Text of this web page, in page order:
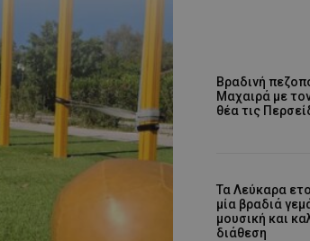
Βραδινή
Μαχαιρά με
θέα τις
Τα Λεύκαρα
μία βραδιά
μουσική και
διάθεση